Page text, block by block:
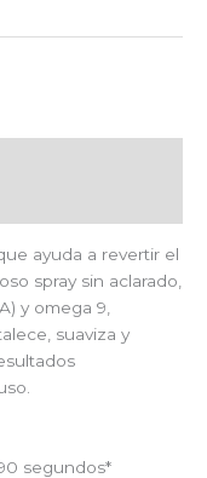
ayuda a revertir el
spray sin aclarado,
y omega 9,
suaviza y
segundos*